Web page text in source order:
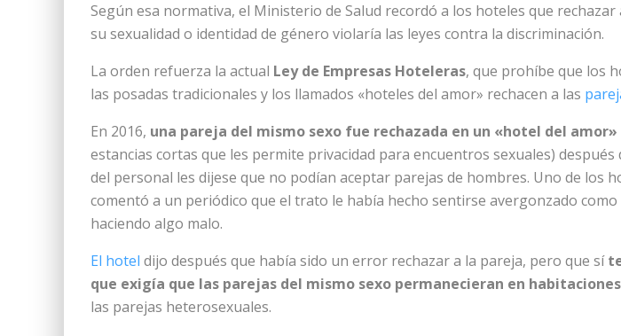
Según esa normativa, el Ministerio de Salud recordó a los hoteles que
su sexualidad o identidad de género violaría las leyes contra la discriminación.
La orden refuerza la actual Ley de Empresas Hoteleras, que prohíbe que los
las posadas tradicionales y los llamados «hoteles del amor» rechacen a las
En 2016, una pareja del mismo sexo fue rechazada en un «hotel del amor»
estancias cortas que les permite privacidad para encuentros sexuales)
del personal les dijese que no podían aceptar parejas de hombres. Uno de los
comentó a un periódico que el trato le había hecho sentirse avergonzado como
haciendo algo malo.
El hotel dijo después que había sido un error rechazar a la pareja, pero que sí
que exigía que las parejas del mismo sexo permanecieran en
las parejas heterosexuales.